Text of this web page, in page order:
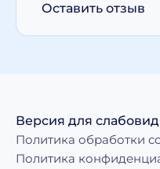
Оставить отзыв
Версия для
Политика обработки
Политика